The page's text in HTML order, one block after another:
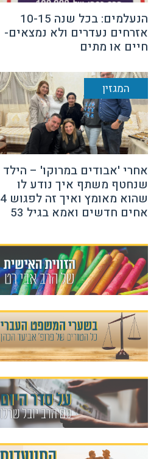
הנעלמים: בכל שנה 10-15
אזרחים נעדרים ולא נמצאים-
חיים או מתים
המגזין
אחרי 'אבודים במרוקו' – הילד
שנחטף משתף איך נודע לו
שהוא מאומץ ואיך זה לפגוש 4
אחים חדשים ואמא בגיל 53